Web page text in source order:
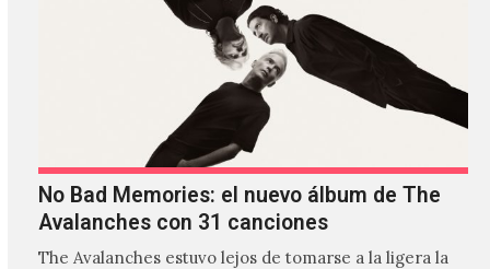
No Bad Memories: el nuevo álbum de The
Avalanches con 31 canciones
The Avalanches estuvo lejos de tomarse a la ligera la